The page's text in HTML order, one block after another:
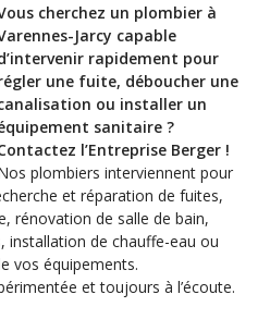
cherchez un plombier à
Jarcy capable
rapidement pour
une fuite, déboucher une
ou installer un
sanitaire ?
l’Entreprise Berger !
plombiers interviennent pour
et réparation de fuites,
rénovation de salle de bain,
installation de chauffe-eau ou
vos équipements.
et toujours à l’écoute.